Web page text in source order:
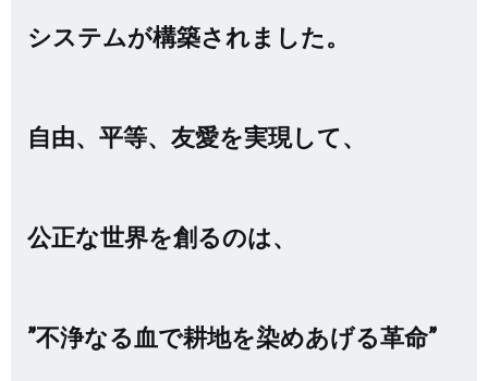
システムが構築されました。
自由、平等、友愛を実現して、
公正な世界を創るのは、
”不浄なる血で耕地を染めあげる革命”